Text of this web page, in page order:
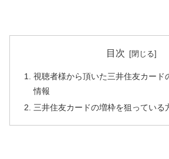
目次
視聴者様から頂いた三井住友カード
情報
三井住友カードの増枠を狙っている